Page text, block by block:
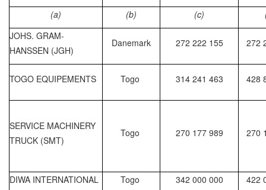
(a) (b) (c)
JOHS. GRAM-
HANSSEN (JGH)
Danemark 272 222 155 272
TOGO EQUIPEMENTS Togo 314 241 463 428
SERVICE MACHINERY
TRUCK (SMT)
Togo 270 177 989 270
DIWA INTERNATIONAL Togo 342 000 000
422